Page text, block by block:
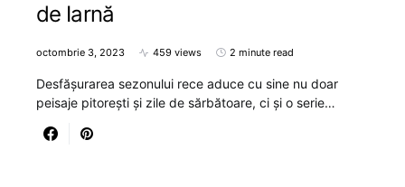
de Iarnă
octombrie 3, 2023 459 views 2 minute read
Desfășurarea sezonului rece aduce cu sine nu doar
peisaje pitorești și zile de sărbătoare, ci și o serie…